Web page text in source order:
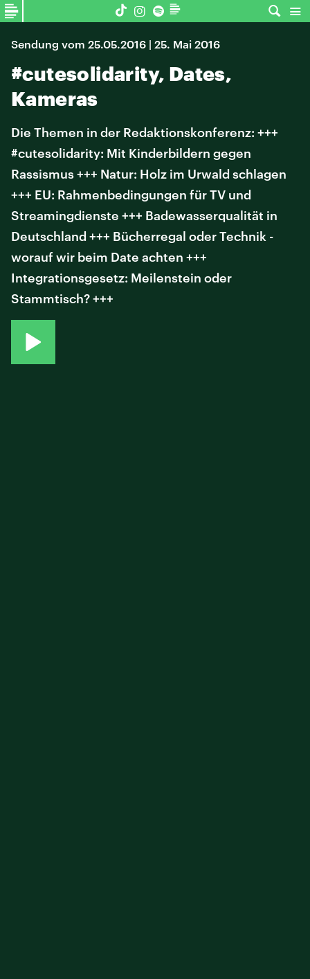
Sendung vom 25.05.2016 | 25. Mai 2016
#cutesolidarity, Dates,
Kameras
Die Themen in der Redaktionskonferenz: +++
#cutesolidarity: Mit Kinderbildern gegen
Rassismus +++ Natur: Holz im Urwald schlagen
+++ EU: Rahmenbedingungen für TV und
Streamingdienste +++ Badewasserqualität in
Deutschland +++ Bücherregal oder Technik -
worauf wir beim Date achten +++
Integrationsgesetz: Meilenstein oder
Stammtisch? +++